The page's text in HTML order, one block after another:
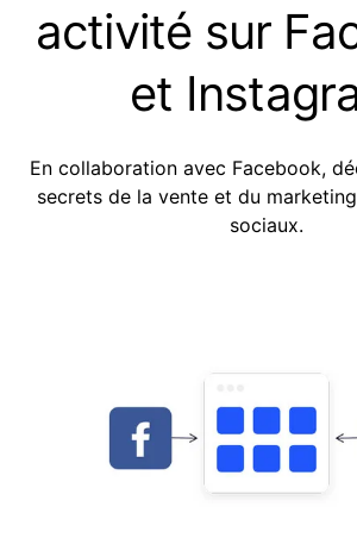
activité sur
et
En collaboration avec Facebook,
secrets de la vente et du
sociaux.